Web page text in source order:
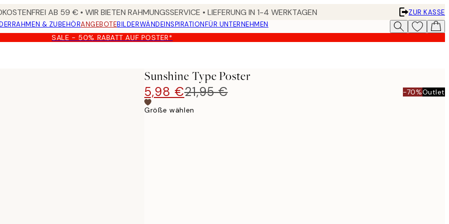
AB 59 € • WIR BIETEN RAHMUNGSSERVICE • LIEFERUNG IN 1-4 WERKTAGEN
ZUR KASSE
RAHMEN & ZUBEHÖRANGEBOTEBILDERWÄNDEINSPIRATIONFÜR UNTERNEHMEN
SALE - 50% RABATT AUF POSTER*
Sunshine Type Poster
5,98 €21,95 € -70%Outlet
Größe wählen